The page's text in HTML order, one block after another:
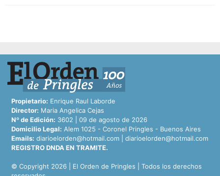
Propietario: Enrique Raul Laborde
Director: Maria Angelica Cejas
Nº de Edición: 3602 | 09 de agosto de 2026
Domicilio Legal: Alem 1025 - Coronel Pringles - Buenos Aires
Emails: diarioelorden@hotmail.com
diarioelorden@hotmail.com
REGISTRO DNDA EN TRAMITE.
© Copyright 2026 | El Orden de Pringles | Todos los derechos